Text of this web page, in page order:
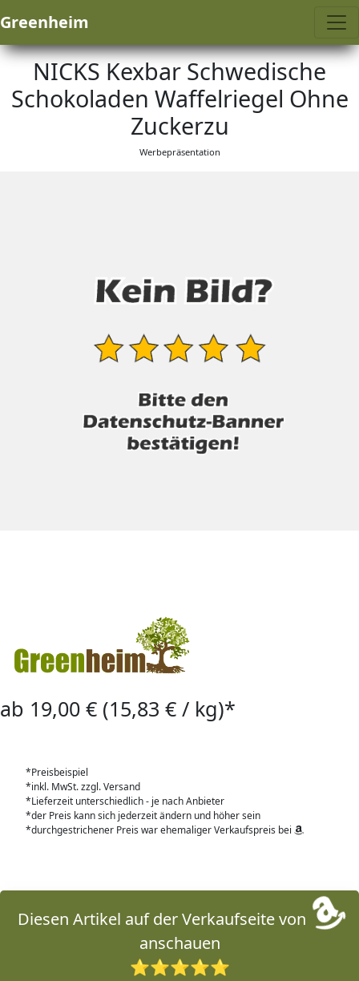
Greenheim
NICKS Kexbar Schwedische
Schokoladen Waffelriegel Ohne
Zuckerzu
Werbepräsentation
ab 19,00 € (15,83 € / kg)*
*Preisbeispiel
*inkl. MwSt. zzgl. Versand
*Lieferzeit unterschiedlich - je nach Anbieter
*der Preis kann sich jederzeit ändern und höher sein
*durchgestrichener Preis war ehemaliger Verkaufspreis bei
Diesen Artikel auf der Verkaufseite von
anschauen
⭐⭐⭐⭐⭐